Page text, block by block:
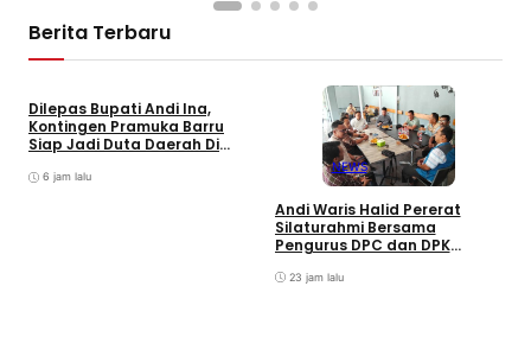
Berita Terbaru
Dilepas Bupati Andi Ina,
Kontingen Pramuka Barru
Siap Jadi Duta Daerah Di
6 jam lalu
NEWS
Andi Waris Halid Pererat
Silaturahmi Bersama
Pengurus DPC dan DPK
23 jam lalu